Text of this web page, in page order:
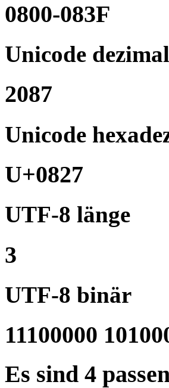
0800-083F
Unicode dezimal
2087
Unicode
U+0827
UTF-8 länge
3
UTF-8 binär
11100000
Es sind 4